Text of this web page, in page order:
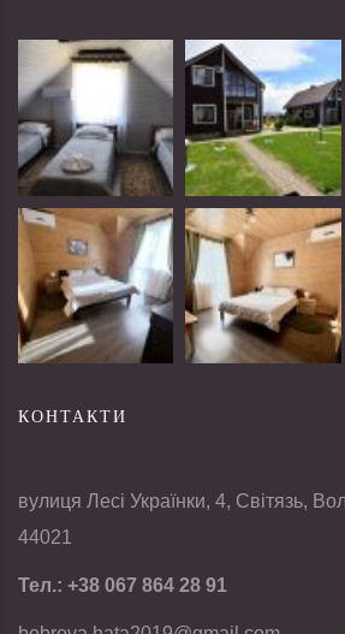
КОНТАКТИ
вулиця Лесі Українки, 4, Світязь,
44021
Тел.: +38 067 864 28 91